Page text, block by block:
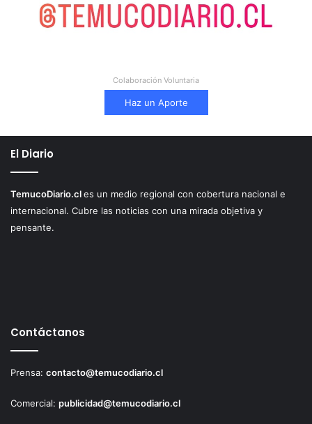
Colaboración Voluntaria
Haz un Aporte
El Diario
TemucoDiario.cles un medio regional con cobertura nacional e
internacional. Cubre las noticias con una mirada objetiva y
pensante.
Contáctanos
Prensa: contacto@temucodiario.cl
Comercial: publicidad@temucodiario.cl